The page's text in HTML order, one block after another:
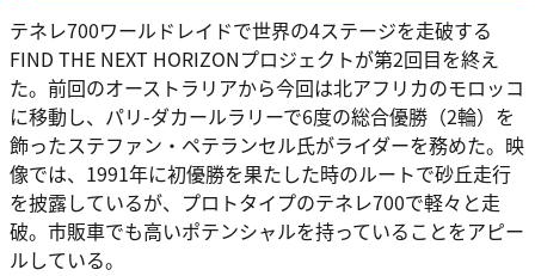
テネレ700ワールドレイドで世界の4ステージを走破する
FIND THE NEXT HORIZONプロジェクトが第2回目を終え
た。前回のオーストラリアから今回は北アフリカのモロッコ
に移動し、パリ-ダカールラリーで6度の総合優勝（2輪）を
飾ったステファン・ペテランセル氏がライダーを務めた。映
像では、1991年に初優勝を果たした時のルートで砂丘走行
を披露しているが、プロトタイプのテネレ700で軽々と走
破。市販車でも高いポテンシャルを持っていることをアピー
ルしている。